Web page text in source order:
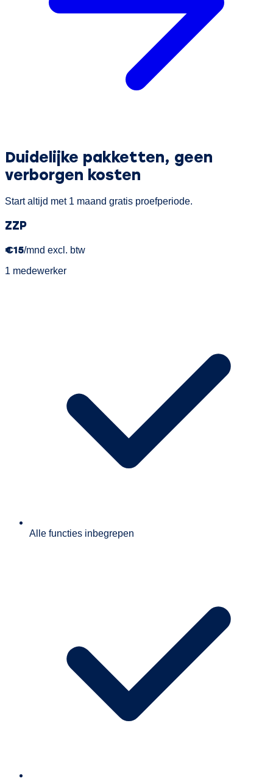
Duidelijke pakketten, geen
verborgen kosten
Start altijd met 1 maand gratis proefperiode.
ZZP
€15/mnd excl. btw
1 medewerker
Alle functies inbegrepen